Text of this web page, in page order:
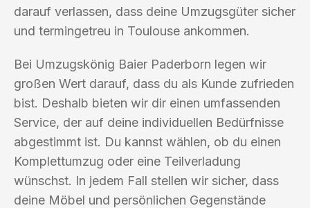
darauf verlassen, dass deine Umzugsgüter sicher
und termingetreu in Toulouse ankommen.
Bei Umzugskönig Baier Paderborn legen wir
großen Wert darauf, dass du als Kunde zufrieden
bist. Deshalb bieten wir dir einen umfassenden
Service, der auf deine individuellen Bedürfnisse
abgestimmt ist. Du kannst wählen, ob du einen
Komplettumzug oder eine Teilverladung
wünschst. In jedem Fall stellen wir sicher, dass
deine Möbel und persönlichen Gegenstände